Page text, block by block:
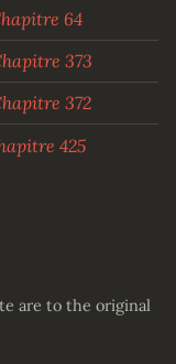
64
373
372
425
are to the original